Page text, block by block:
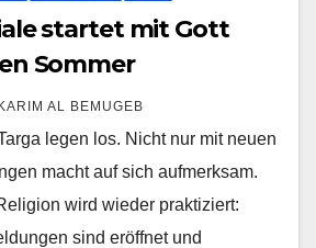
startet mit Gott
Sommer
AL BEMUGEB
legen los. Nicht nur mit neuen
macht auf sich aufmerksam.
wird wieder praktiziert:
sind eröffnet und